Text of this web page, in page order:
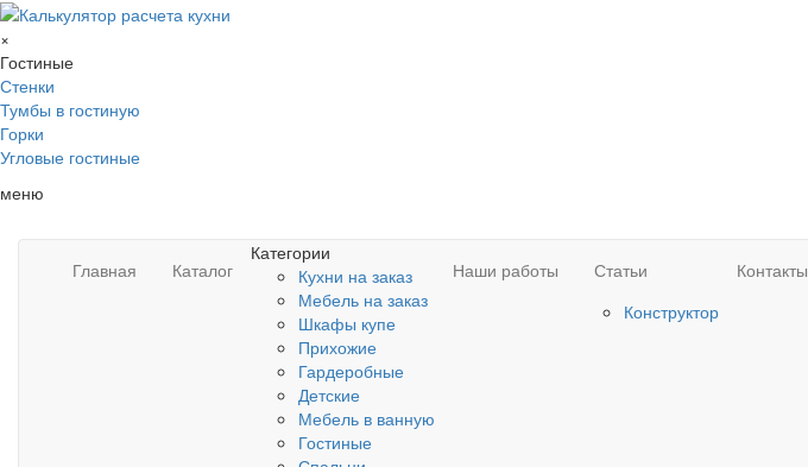
×
Гостиные
Стенки
Тумбы в гостиную
Горки
Угловые гостиные
меню
Главная Каталог
Категории
Кухни на заказ
Мебель на заказ
Шкафы купе
Прихожие
Гардеробные
Детские
Мебель в ванную
Гостиные
Наши работы
Статьи
Конструктор
Контакты